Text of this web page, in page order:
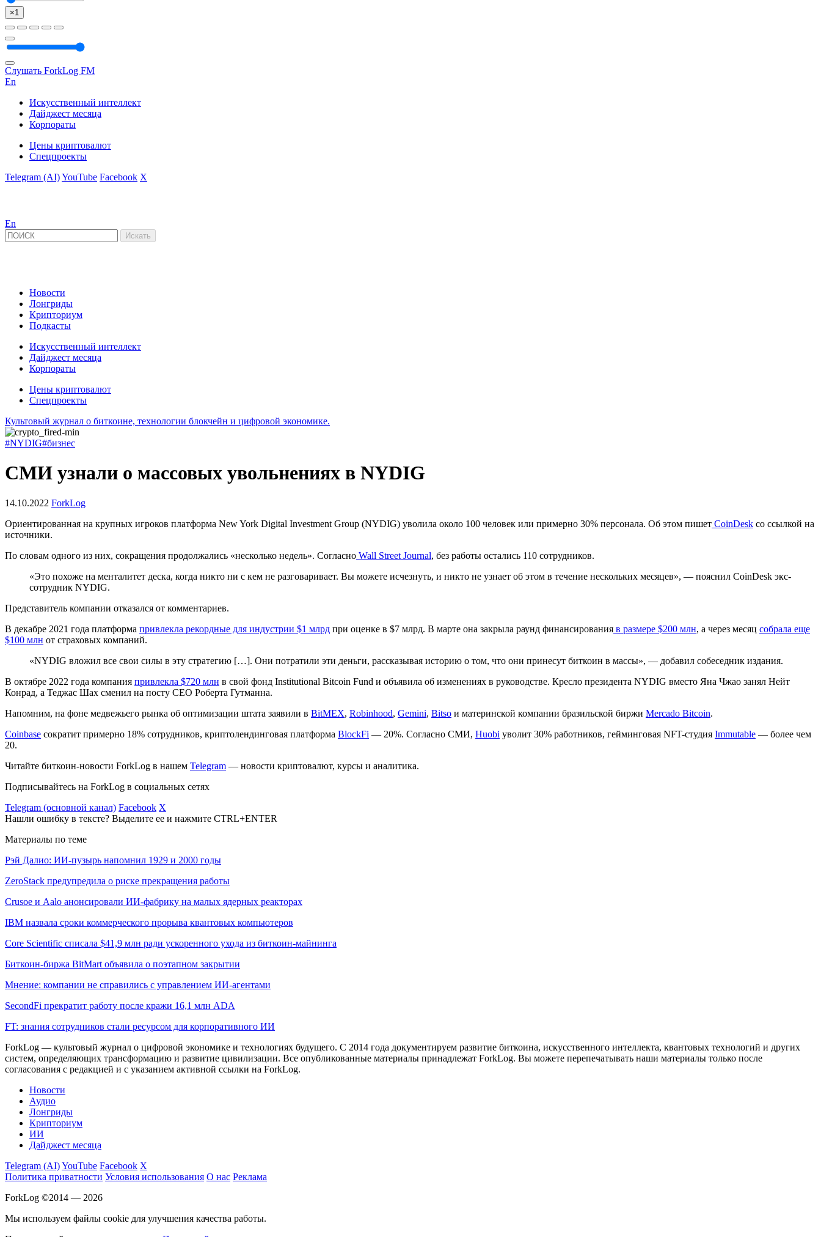
×1
Слушать ForkLog FM
En
Искусственный интеллект
Дайджест месяца
Корпораты
Цены криптовалют
Спецпроекты
Telegram (AI)YouTube Facebook X
En
Новости
Лонгриды
Крипториум
Подкасты
Искусственный интеллект
Дайджест месяца
Корпораты
Цены криптовалют
Спецпроекты
Культовый журнал о биткоине, технологии блокчейн и цифровой экономике.
#NYDIG#бизнес
СМИ узнали о массовых увольнениях в NYDIG
14.10.2022 ForkLog
Ориентированная на крупных игроков платформа New York Digital Investment Group (NYDIG) уволила около 100 человек или примерно 30% персонала. Об этом пишет CoinDesk со ссылкой на
источники.
По словам одного из них, сокращения продолжались «несколько недель». Согласно Wall Street Journal, без работы остались 110 сотрудников.
«Это похоже на менталитет деска, когда никто ни с кем не разговаривает. Вы можете исчезнуть, и никто не узнает об этом в течение нескольких месяцев», — пояснил CoinDesk экс-
сотрудник NYDIG.
Представитель компании отказался от комментариев.
В декабре 2021 года платформа привлекла рекордные для индустрии $1 млрд при оценке в $7 млрд. В марте она закрыла раунд финансирования в размере $200 млн, а через месяц собрала еще
$100 млн от страховых компаний.
«NYDIG вложил все свои силы в эту стратегию […]. Они потратили эти деньги, рассказывая историю о том, что они принесут биткоин в массы», — добавил собеседник издания.
В октябре 2022 года компания привлекла $720 млн в свой фонд Institutional Bitcoin Fund и объявила об изменениях в руководстве. Кресло президента NYDIG вместо Яна Чжао занял Нейт
Конрад, а Теджас Шах сменил на посту CEO Роберта Гутманна.
Напомним, на фоне медвежьего рынка об оптимизации штата заявили в BitMEX, Robinhood, Gemini, Bitso и материнской компании бразильской биржи Mercado Bitcoin.
Coinbase сократит примерно 18% сотрудников, криптолендинговая платформа BlockFi — 20%. Согласно СМИ, Huobi уволит 30% работников, гейминговая NFT-студия Immutable — более чем
20.
Читайте биткоин-новости ForkLog в нашем Telegram — новости криптовалют, курсы и аналитика.
Подписывайтесь на ForkLog в социальных сетях
Telegram (основной канал) Facebook X
Нашли ошибку в тексте? Выделите ее и нажмите CTRL+ENTER
Материалы по теме
Рэй Далио: ИИ-пузырь напомнил 1929 и 2000 годы
ZeroStack предупредила о риске прекращения работы
Crusoe и Aalo анонсировали ИИ-фабрику на малых ядерных реакторах
IBM назвала сроки коммерческого прорыва квантовых компьютеров
Core Scientific списала $41,9 млн ради ускоренного ухода из биткоин-майнинга
Биткоин-биржа BitMart объявила о поэтапном закрытии
Мнение: компании не справились с управлением ИИ-агентами
SecondFi прекратит работу после кражи 16,1 млн ADA
FT: знания сотрудников стали ресурсом для корпоративного ИИ
ForkLog — культовый журнал о цифровой экономике и технологиях будущего. С 2014 года документируем развитие биткоина, искусственного интеллекта, квантовых технологий и других
систем, определяющих трансформацию и развитие цивилизации. Все опубликованные материалы принадлежат ForkLog. Вы можете перепечатывать наши материалы только после
согласования с редакцией и с указанием активной ссылки на ForkLog.
Новости
Аудио
Лонгриды
Крипториум
ИИ
Дайджест месяца
Telegram (AI)YouTube Facebook X
Политика приватности Условия использования О нас Реклама
ForkLog ©2014 — 2026
Мы используем файлы cookie для улучшения качества работы.